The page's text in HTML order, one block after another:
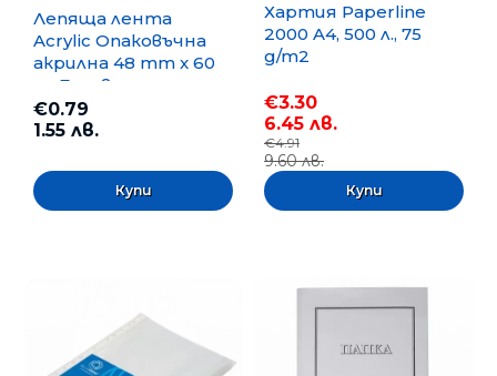
Лепяща лента
Acrylic Опаковъчна
акрилна 48 mm x 60
m, Безцветна
€0.79
1.55 лв.
Хартия Paperline
2000 A4, 500 л., 75
g/m2
€3.30
6.45 лв.
€4.91
9.60 лв.